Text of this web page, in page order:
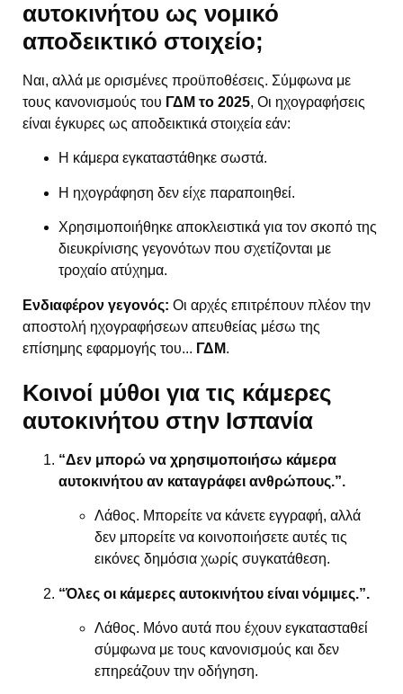
αυτοκινήτου ως νομικό
αποδεικτικό στοιχείο;
Ναι, αλλά με ορισμένες προϋποθέσεις. Σύμφωνα με
τους κανονισμούς του ΓΔΜ το 2025, Οι ηχογραφήσεις
είναι έγκυρες ως αποδεικτικά στοιχεία εάν:
Η κάμερα εγκαταστάθηκε σωστά.
Η ηχογράφηση δεν είχε παραποιηθεί.
Χρησιμοποιήθηκε αποκλειστικά για τον σκοπό της
διευκρίνισης γεγονότων που σχετίζονται με
τροχαίο ατύχημα.
Ενδιαφέρον γεγονός: Οι αρχές επιτρέπουν πλέον την
αποστολή ηχογραφήσεων απευθείας μέσω της
επίσημης εφαρμογής του... ΓΔΜ.
Κοινοί μύθοι για τις κάμερες
αυτοκινήτου στην Ισπανία
“Δεν μπορώ να χρησιμοποιήσω κάμερα
αυτοκινήτου αν καταγράφει ανθρώπους.”.
Λάθος. Μπορείτε να κάνετε εγγραφή, αλλά
δεν μπορείτε να κοινοποιήσετε αυτές τις
εικόνες δημόσια χωρίς συγκατάθεση.
“Όλες οι κάμερες αυτοκινήτου είναι νόμιμες.”.
Λάθος. Μόνο αυτά που έχουν εγκατασταθεί
σύμφωνα με τους κανονισμούς και δεν
επηρεάζουν την οδήγηση.